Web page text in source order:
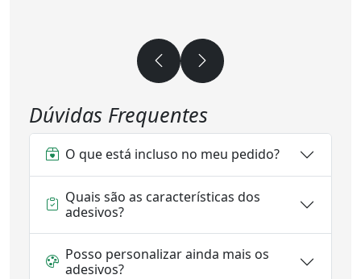
Dúvidas Frequentes
O que está incluso no meu pedido?
Quais são as características dos
adesivos?
Posso personalizar ainda mais os
adesivos?